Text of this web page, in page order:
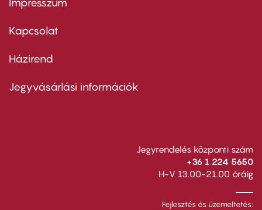
Footer
first
Impresszum
Kapcsolat
Footer
second
Házirend
Jegyvásárlási információk
Jegyrendelés központi szám
+36 1 224 5650
H-V 13.00-21.00 óráig
Fejlesztés és üzemeltetés: